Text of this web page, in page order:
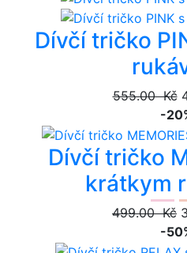
Dívčí tričko
555.00 Kč
-
Dívčí tričko
krátkym
499.00 Kč
-